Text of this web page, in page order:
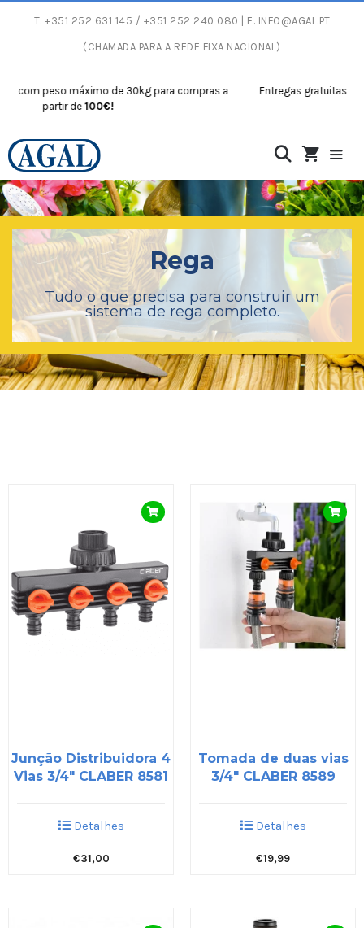
T. +351 252 631 145 / +351 252 240 080 | E. INFO@AGAL.PT
(CHAMADA PARA A REDE FIXA NACIONAL)
de 30kg para compras a
Entregas gratuitas com peso máximo
Rega
Tudo o que precisa para construir um
sistema de rega completo.
Junção Distribuidora 4
Vias 3/4″ CLABER 8581
Detalhes
€31,00
Tomada de duas vias
3/4″ CLABER 8589
Detalhes
€19,99